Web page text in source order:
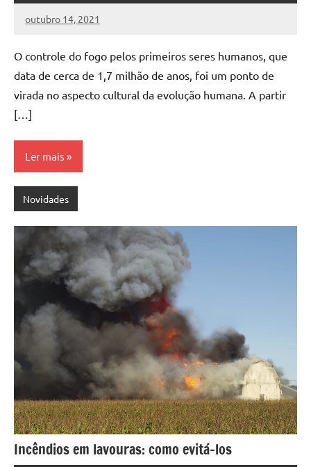
outubro 14, 2021
DafoBrasil
Nenhum
O controle do fogo pelos primeiros seres humanos, que
data de cerca de 1,7 milhão de anos, foi um ponto de
virada no aspecto cultural da evolução humana. A partir
[…]
Ler mais
Novidades
Incêndios em lavouras: como evitá-los